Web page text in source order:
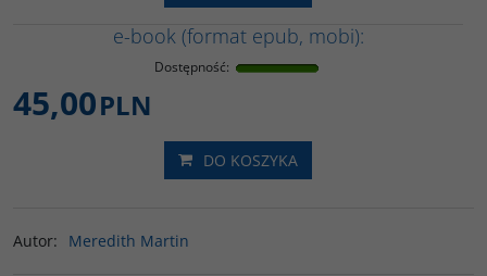
e-book (format epub, mobi):
Dostępność:
45,00PLN
DO KOSZYKA
Autor: Meredith Martin